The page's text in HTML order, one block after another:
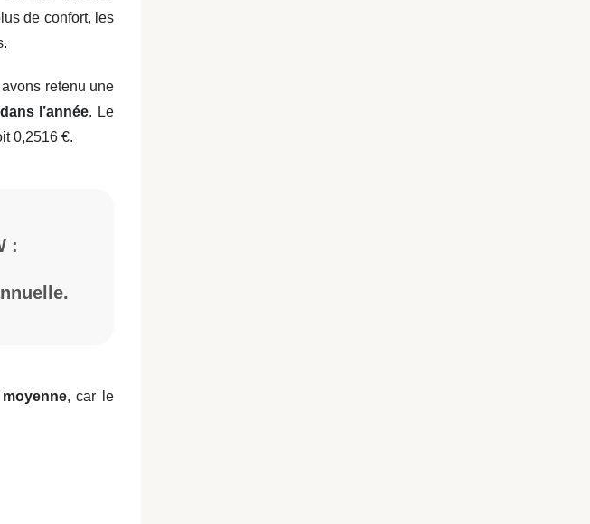
de confort, les
retenu une
l’année. Le
0,2516 €.
:
, car le